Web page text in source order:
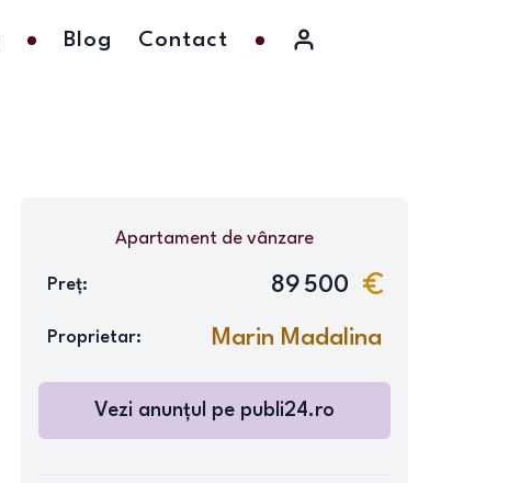
Blog Contact
Apartamentde vânzare
Preț: 89 500
Proprietar: Marin Madalina
Vezi anunțul pe publi24.ro